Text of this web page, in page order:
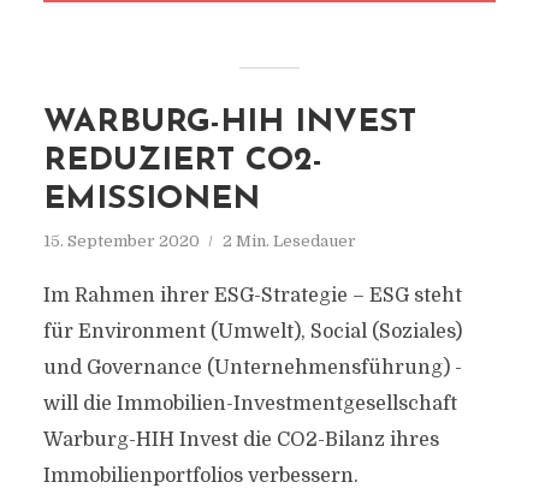
WARBURG-HIH INVEST
REDUZIERT CO2-
EMISSIONEN
15. September 2020 2 Min. Lesedauer
Im Rahmen ihrer ESG-Strategie – ESG steht
für Environment (Umwelt), Social (Soziales)
und Governance (Unternehmensführung) -
will die Immobilien-Investmentgesellschaft
Warburg-HIH Invest die CO2-Bilanz ihres
Immobilienportfolios verbessern.